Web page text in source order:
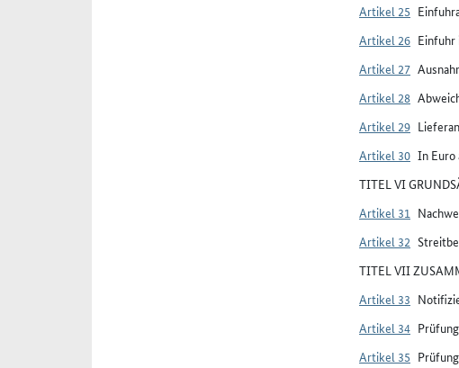
Artikel 25
Artikel 26 Einfuhr
Artikel 27
Artikel 28
Artikel 29
Artikel 30 In Euro
TITEL VI
Artikel 31
Artikel 32
TITEL VII
Artikel 33
Artikel 34
Artikel 35